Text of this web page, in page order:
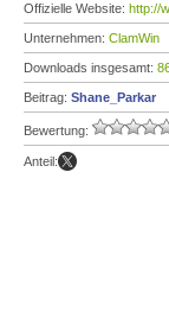
Offizielle Website: http://
Unternehmen: ClamWin
Downloads insgesamt:
Beitrag: Shane_Parkar
Bewertung:
Anteil: